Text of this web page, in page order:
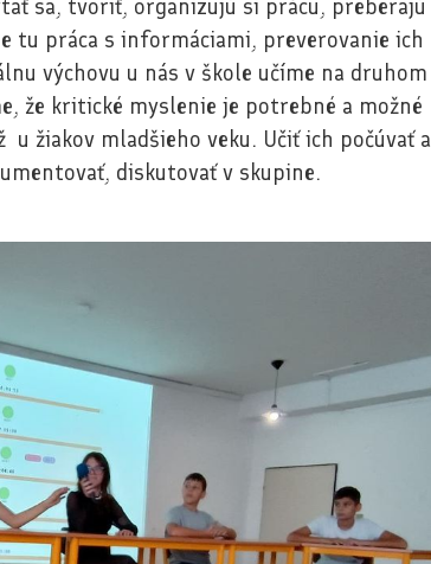
sa, tvoriť, organizujú si prácu, preberajú
tu práca s informáciami, preverovanie ich
výchovu u nás v škole učíme na druhom
že kritické myslenie je potrebné a možné
žiakov mladšieho veku. Učiť ich počúvať a
diskutovať v skupine.